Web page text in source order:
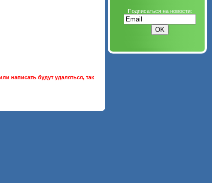
написать будут удаляться, так
Подписаться на новости: